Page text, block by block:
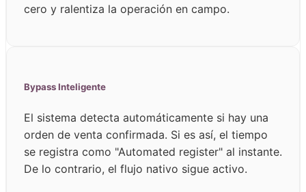
cero y ralentiza la operación en campo.
Bypass Inteligente
El sistema detecta automáticamente si hay una
orden de venta confirmada. Si es así, el tiempo
se registra como "Automated register" al instante.
De lo contrario, el flujo nativo sigue activo.